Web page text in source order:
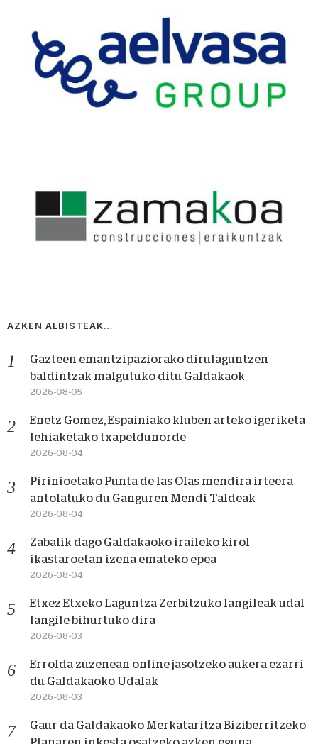
AZKEN ALBISTEAK…
Gazteen emantzipaziorako dirulaguntzen
baldintzak malgutuko ditu Galdakaok
2026-08-05
Enetz Gomez, Espainiako kluben arteko igeriketa
lehiaketako txapeldunorde
2026-08-04
Pirinioetako Punta de las Olas mendira irteera
antolatuko du Ganguren Mendi Taldeak
2026-08-04
Zabalik dago Galdakaoko iraileko kirol
ikastaroetan izena emateko epea
2026-08-04
Etxez Etxeko Laguntza Zerbitzuko langileak udal
langile bihurtuko dira
2026-08-03
Errolda zuzenean online jasotzeko aukera ezarri
du Galdakaoko Udalak
2026-08-03
Gaur da Galdakaoko Merkataritza Biziberritzeko